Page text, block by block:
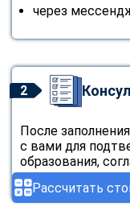
Рассчитать
через
2
После
с вами для
образования,
стоимости.